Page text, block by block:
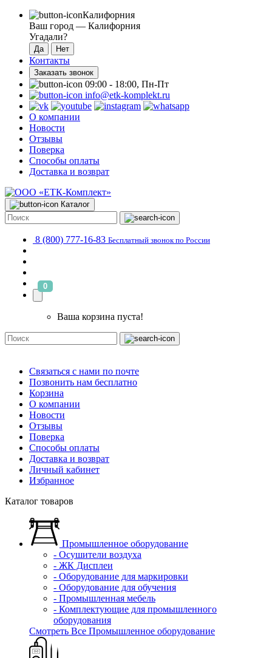
Калифорния
Ваш город — Калифорния
Угадали?
Контакты
Заказать звонок
09:00 - 18:00, Пн-Пт
info@etk-komplekt.ru
О компании
Новости
Отзывы
Поверка
Способы оплаты
Доставка и возврат
Каталог
8 (800) 777-16-83 Бесплатный звонок по России
0
Ваша корзина пуста!
Связаться с нами по почте
Позвонить нам бесплатно
Корзина
О компании
Новости
Отзывы
Поверка
Способы оплаты
Доставка и возврат
Личный кабинет
Избранное
Каталог товаров
Промышленное оборудование
- Осушители воздуха
- ЖК Дисплеи
- Оборудование для маркировки
- Оборудование для обучения
- Промышленная мебель
- Комплектующие для промышленного
оборудования
Смотреть Все Промышленное оборудование